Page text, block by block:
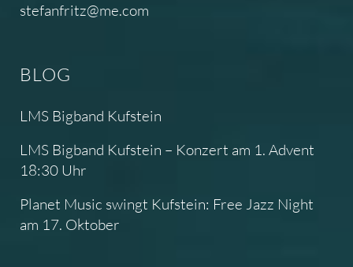
stefanfritz@me.com
BLOG
LMS Bigband Kufstein
LMS Bigband Kufstein – Konzert am 1. Advent
18:30 Uhr
Planet Music swingt Kufstein: Free Jazz Night
am 17. Oktober